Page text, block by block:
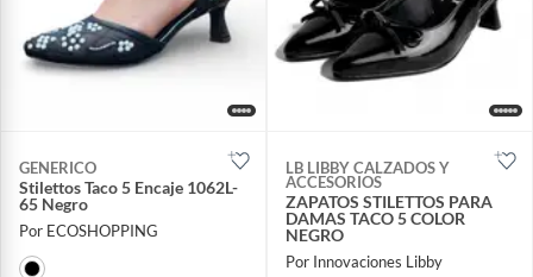
GENERICO
Stilettos Taco 5 Encaje 1062L-
65 Negro
Por ECOSHOPPING
LB LIBBY CALZADOS Y
ACCESORIOS
ZAPATOS STILETTOS PARA
DAMAS TACO 5 COLOR
NEGRO
Por Innovaciones Libby